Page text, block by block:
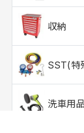
収納
SST(特
洗車用品